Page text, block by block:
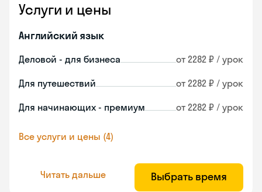
Услуги и цены
Английский язык
Деловой - для бизнеса от 2282 ₽ / урок
Для путешествий от 2282 ₽ / урок
Для начинающих - премиум от 2282 ₽ / урок
Все услуги и цены (4)
Читать дальше Выбрать время